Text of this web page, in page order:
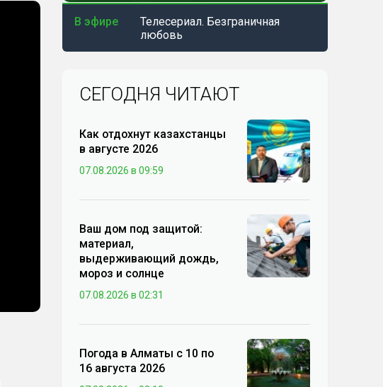
В эфире
Телесериал. Безграничная
любовь
СЕГОДНЯ ЧИТАЮТ
Как отдохнут казахстанцы
в августе 2026
07.08.2026 в 09:59
Ваш дом под защитой:
материал,
выдерживающий дождь,
мороз и солнце
07.08.2026 в 02:31
Погода в Алматы с 10 по
16 августа 2026